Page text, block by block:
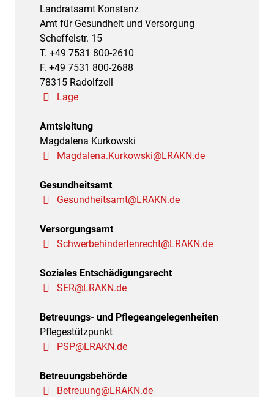
Landratsamt Konstanz
Amt für Gesundheit und Versorgung
Scheffelstr. 15
T. +49 7531 800-2610
F. +49 7531 800-2688
78315 Radolfzell
Lage
Amtsleitung
Magdalena Kurkowski
Magdalena.Kurkowski@LRAKN.de
Gesundheitsamt
Gesundheitsamt@LRAKN.de
Versorgungsamt
Schwerbehindertenrecht@LRAKN.de
Soziales Entschädigungsrecht
SER@LRAKN.de
Betreuungs- und Pflegeangelegenheiten
Pflegestützpunkt
PSP@LRAKN.de
Betreuungsbehörde
Betreuung@LRAKN.de